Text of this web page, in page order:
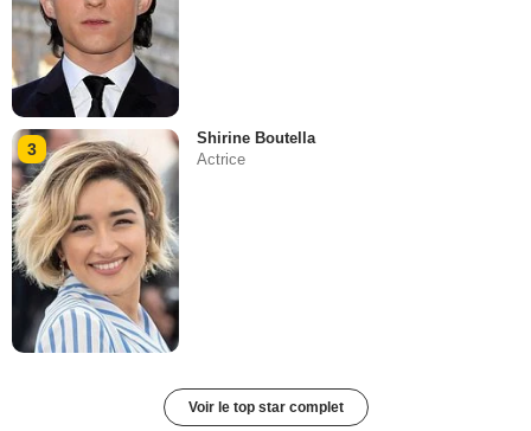
3
Shirine Boutella
Actrice
Voir le top star complet